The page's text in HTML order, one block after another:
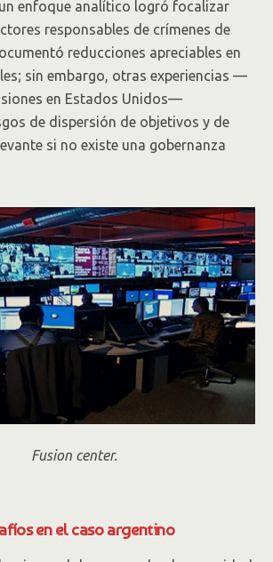
enfoque analítico logró focalizar
responsables de crímenes de
reducciones apreciables en
sin embargo, otras experiencias —
en Estados Unidos—
de dispersión de objetivos y de
si no existe una gobernanza
Fusion center.
en el caso argentino